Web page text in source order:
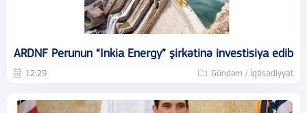
ARDNF Perunun “Inkia Energy” şirkətinə investisiya edib
12:29 Gündəm / İqtisadiyyat